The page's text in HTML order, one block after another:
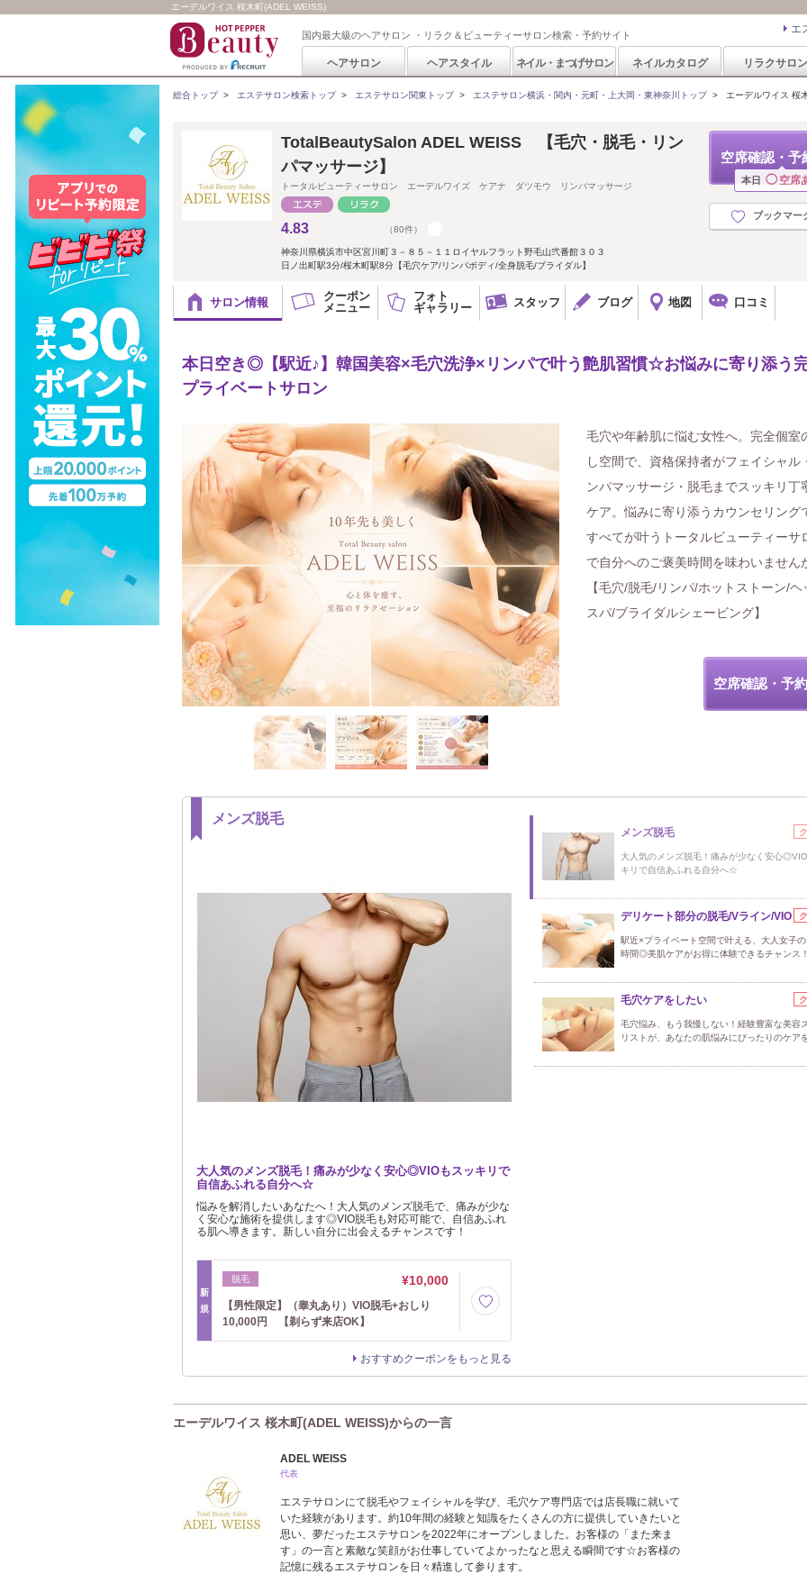
エーデルワイス 桜木町(ADEL WEISS)
国内最大級のヘアサロン ・リラク＆ビューティーサロン検索・予約サイト エ
ヘアサロン ヘアスタイル ネイル・まつげサロン ネイルカタログ リラクサロン
総合トップ> エステサロン検索トップ> エステサロン関東トップ> エステサロン横浜・関内・元町・上大岡・東神奈川トップ> エーデルワイス 桜
空席確認・予
本日 ◯ 空席
ブックマー
TotalBeautySalon ADEL WEISS 【毛穴・脱毛・リン
パマッサージ】
トータルビューティーサロン エーデルワイズ ケアナ ダツモウ リンパマッサージ
4.83 （80件）
神奈川県横浜市中区宮川町３－８５－１１ロイヤルフラット野毛山弐番館３０３
日ノ出町駅3分/桜木町駅8分【毛穴ケア/リンパボディ/全身脱毛/ブライダル】
サロン情報
クーポン
メニュー
フォト
ギャラリー
スタッフ ブログ 地図 口コミ
本日空き◎【駅近♪】韓国美容×毛穴洗浄×リンパで叶う艶肌習慣☆お悩みに寄り添う
プライベートサロン
毛穴や年齢肌に悩む女性へ。完全個室
し空間で、資格保持者がフェイシャル
ンパマッサージ・脱毛までスッキリ丁
ケア。悩みに寄り添うカウンセリング
すべてが叶うトータルビューティーサ
で自分へのご褒美時間を味わいません
【毛穴/脱毛/リンパ/ホットストーン/ヘ
スパ/ブライダルシェービング】
空席確認・予
メンズ脱毛
大人気のメンズ脱毛！痛みが少なく安心◎VIOもスッキリで
自信あふれる自分へ☆
悩みを解消したいあなたへ！大人気のメンズ脱毛で、痛みが少な
く安心な施術を提供します◎VIO脱毛も対応可能で、自信あふれ
る肌へ導きます。新しい自分に出会えるチャンスです！
新
規
脱毛 ¥10,000
【男性限定】（睾丸あり）VIO脱毛+おしり
10,000円 【剃らず来店OK】
おすすめクーポンをもっと見る
メンズ脱毛
大人気のメンズ脱毛！痛みが少なく安心
キリで自信あふれる自分へ☆
デリケート部分の脱毛/Vライン/VIO
駅近×プライベート空間で叶える、大人女子
時間◎美肌ケアがお得に体験できるチャンス
毛穴ケアをしたい
毛穴悩み、もう我慢しない！経験豊富な美容
リストが、あなたの肌悩みにぴったりのケア
エーデルワイス 桜木町(ADEL WEISS)からの一言
ADEL WEISS
代表
エステサロンにて脱毛やフェイシャルを学び、毛穴ケア専門店では店長職に就いて
いた経験があります。約10年間の経験と知識をたくさんの方に提供していきたいと
思い、夢だったエステサロンを2022年にオープンしました。お客様の「また来ま
す」の一言と素敵な笑顔がお仕事していてよかったなと思える瞬間です☆お客様の
記憶に残るエステサロンを日々精進して参ります。